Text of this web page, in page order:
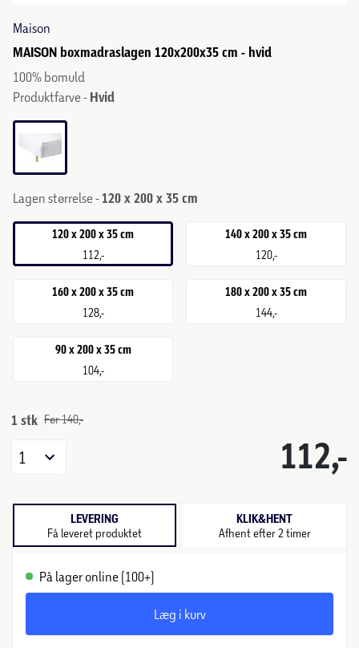
Maison
MAISON boxmadraslagen 120x200x35 cm - hvid
100% bomuld
Produktfarve - Hvid
Lagen størrelse - 120 x 200 x 35 cm
120 x 200 x 35 cm
112,-
140 x 200 x 35 cm
120,-
160 x 200 x 35 cm
128,-
180 x 200 x 35 cm
144,-
90 x 200 x 35 cm
104,-
1 stk Før 140,-
112,-
1
LEVERING
Få leveret produktet
KLIK&HENT
Afhent efter 2 timer
På lager online (100+)
Læg i kurv